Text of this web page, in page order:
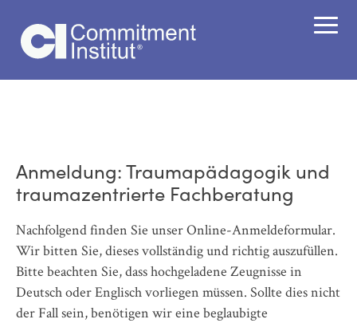
Anmeldung: Traumapädagogik und
traumazentrierte Fachberatung
Nachfolgend finden Sie unser Online-Anmeldeformular.
Wir bitten Sie, dieses vollständig und richtig auszufüllen.
Bitte beachten Sie, dass hochgeladene Zeugnisse in
Deutsch oder Englisch vorliegen müssen. Sollte dies nicht
der Fall sein, benötigen wir eine beglaubigte